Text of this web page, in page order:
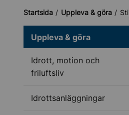
Startsida Uppleva & göra
Uppleva & göra
Idrott, motion och
friluftsliv
Idrottsanläggningar